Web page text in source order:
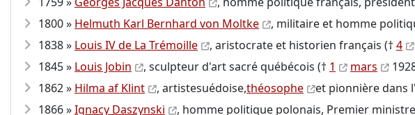
1800 » Helmuth Karl Bernhard von Moltke , militaire et homme
1838 » Louis IV de La Trémoille , aristocrate et historien français (†4
1845 » Louis Jobin , sculpteur d'art sacré québécois († 1 mars
1862 » Hilma af Klint , artistesuédoise,théosophe et pionnière dans l'
1866 »Ignacy Daszynski , homme politique polonais, Premier